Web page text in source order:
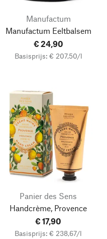
Manufactum
Manufactum Eeltbalsem
€ 24,90
Basisprijs: € 207,50/l
Panier des Sens
Handcrème, Provence
€ 17,90
Basisprijs: € 238,67/l